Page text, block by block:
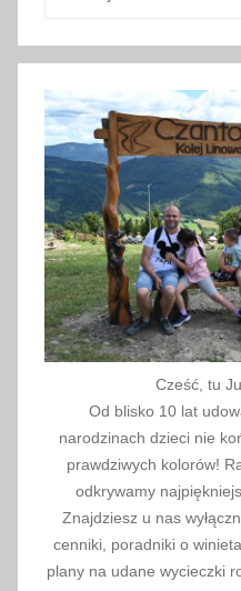
Cześć, tu
Od blisko 10 lat
narodzinach dzieci nie
prawdziwych kolorów!
odkrywamy
Znajdziesz u nas
cenniki, poradniki o
plany na udane wycieczki